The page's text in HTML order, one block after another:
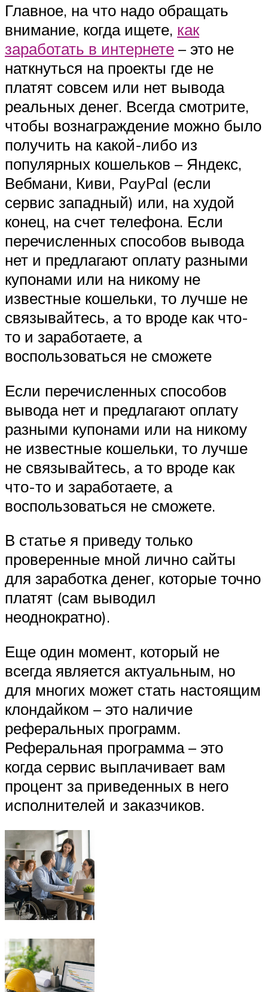
Главное, на что надо обращать
внимание, когда ищете, как
заработать в интернете – это не
наткнуться на проекты где не
платят совсем или нет вывода
реальных денег. Всегда смотрите,
чтобы вознаграждение можно было
получить на какой-либо из
популярных кошельков – Яндекс,
Вебмани, Киви, PayPal (если
сервис западный) или, на худой
конец, на счет телефона. Если
перечисленных способов вывода
нет и предлагают оплату разными
купонами или на никому не
известные кошельки, то лучше не
связывайтесь, а то вроде как что-
то и заработаете, а
воспользоваться не сможете
Если перечисленных способов
вывода нет и предлагают оплату
разными купонами или на никому
не известные кошельки, то лучше
не связывайтесь, а то вроде как
что-то и заработаете, а
воспользоваться не сможете.
В статье я приведу только
проверенные мной лично сайты
для заработка денег, которые точно
платят (сам выводил
неоднократно).
Еще один момент, который не
всегда является актуальным, но
для многих может стать настоящим
клондайком – это наличие
реферальных программ.
Реферальная программа – это
когда сервис выплачивает вам
процент за приведенных в него
исполнителей и заказчиков.